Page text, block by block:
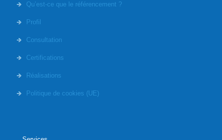
Qu’est-ce que le référencement ?
Profil
Consultation
Certifications
Réalisations
Politique de cookies (UE)